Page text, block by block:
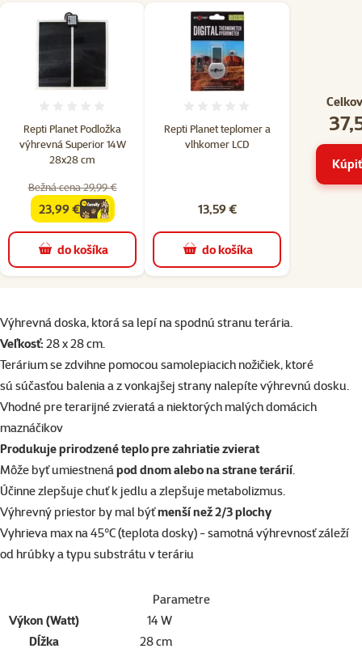
Repti Planet Podložka
výhrevná Superior 14W
28x28 cm
Bežná cena 29,99 €
family cena
23,99 €
do košíka
Repti Planet teplomer a
vlhkomer LCD
13,59 €
do košíka
superzoo.product.detail.content
Výhrevná doska, ktorá sa lepí na spodnú stranu terária.
Veľkosť: 28 x 28 cm.
Terárium se zdvihne pomocou samolepiacich nožičiek, ktoré
sú súčasťou balenia a z vonkajšej strany nalepíte výhrevnú dosku.
Vhodné pre terarijné zvieratá a niektorých malých domácich
maznáčikov
Produkuje prirodzené teplo pre zahriatie zvierat
Môže byť umiestnená pod dnom alebo na strane terárií.
Účinne zlepšuje chuť k jedlu a zlepšuje metabolizmus.
Výhrevný priestor by mal býťmenší než 2/3 plochy
Vyhrieva max na 45°C (teplota dosky) - samotná výhrevnosť záleží
od hrúbky a typu substrátu v teráriu
Parametre
Výkon (Watt)
14 W
Dĺžka
28 cm